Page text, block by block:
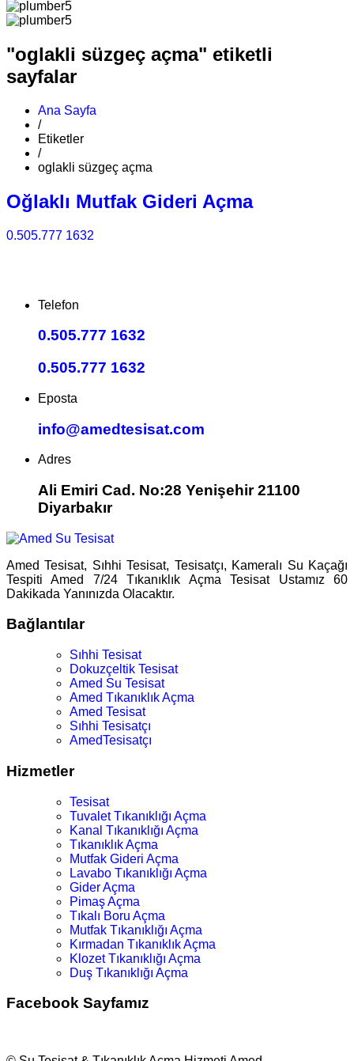
"oglakli süzgeç açma" etiketli
sayfalar
Ana Sayfa
/
Etiketler
/
oglakli süzgeç açma
Oğlaklı Mutfak Gideri Açma
0.505.777 1632
Telefon
0.505.777 1632
0.505.777 1632
Eposta
info@amedtesisat.com
Adres
Ali Emiri Cad. No:28 Yenişehir 21100
Diyarbakır
Amed Tesisat, Sıhhi Tesisat, Tesisatçı, Kameralı Su Kaçağı
Tespiti Amed 7/24 Tıkanıklık Açma Tesisat Ustamız 60
Dakikada Yanınızda Olacaktır.
Bağlantılar
Sıhhi Tesisat
Dokuzçeltik Tesisat
Amed Su Tesisat
Amed Tıkanıklık Açma
Amed Tesisat
Sıhhi Tesisatçı
AmedTesisatçı
Hizmetler
Tesisat
Tuvalet Tıkanıklığı Açma
Kanal Tıkanıklığı Açma
Tıkanıklık Açma
Mutfak Gideri Açma
Lavabo Tıkanıklığı Açma
Gider Açma
Pimaş Açma
Tıkalı Boru Açma
Mutfak Tıkanıklığı Açma
Kırmadan Tıkanıklık Açma
Klozet Tıkanıklığı Açma
Duş Tıkanıklığı Açma
Facebook Sayfamız